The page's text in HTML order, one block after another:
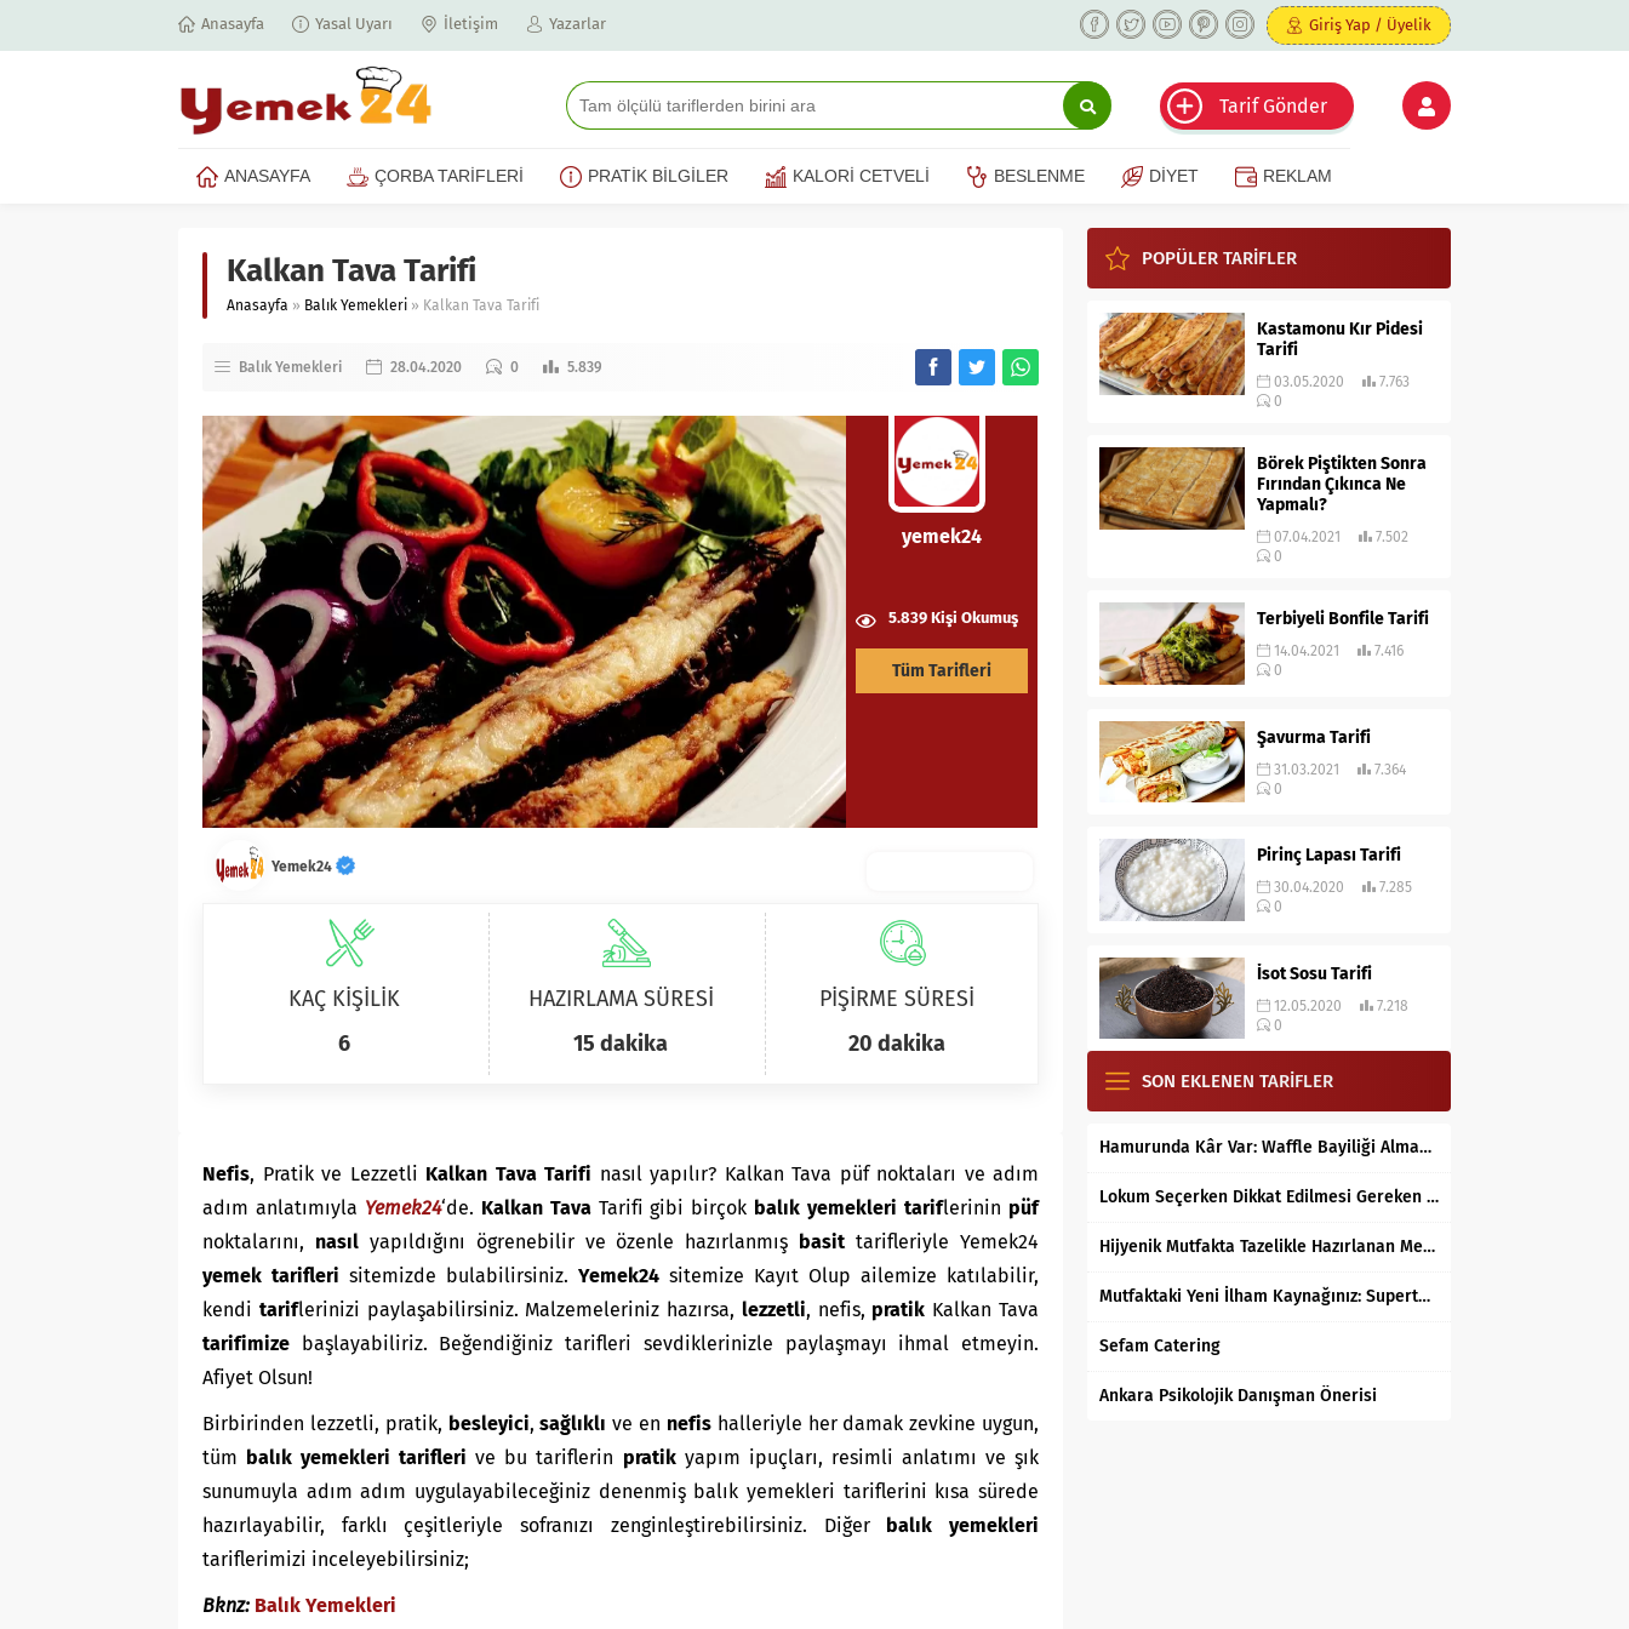
Anasayfa Yasal Uyarı İletişim Yazarlar Giriş Yap / Üyelik
Tarif Gönder
ANASAYFA ÇORBA TARİFLERİ PRATİK BİLGİLER KALORİ CETVELİ BESLENME DİYET REKLAM
Kalkan Tava Tarifi
Anasayfa » Balık Yemekleri » Kalkan Tava Tarifi
Balık Yemekleri 28.04.2020 0 5.839
yemek24
5.839 Kişi Okumuş
Tüm Tarifleri
Yemek24
KAÇ KİŞİLİK
6
HAZIRLAMA SÜRESİ
15 dakika
PİŞİRME SÜRESİ
20 dakika
Nefis, Pratik ve Lezzetli Kalkan Tava Tarifi nasıl yapılır? Kalkan Tava püf noktaları ve adım
adım anlatımıyla Yemek24‘de. Kalkan Tava Tarifi gibi birçok balık yemekleri tariflerinin püf
noktalarını, nasılyapıldığını ögrenebilir ve özenle hazırlanmış basittarifleriyle Yemek24
yemek tarifleri sitemizde bulabilirsiniz. Yemek24 sitemize Kayıt Olup ailemize katılabilir,
kendi tariflerinizi paylaşabilirsiniz. Malzemeleriniz hazırsa, lezzetli, nefis, pratik Kalkan Tava
tarifimize başlayabiliriz. Beğendiğiniz tarifleri sevdiklerinizle paylaşmayı ihmal etmeyin.
Afiyet Olsun!
Birbirinden lezzetli, pratik, besleyici,sağlıklı ve en nefishalleriyle her damak zevkine uygun,
tüm balık yemekleri tarifleri ve bu tariflerin pratikyapım ipuçları, resimli anlatımı ve şık
sunumuyla adım adım uygulayabileceğiniz denenmiş balık yemekleri tariflerini kısa sürede
hazırlayabilir, farklı çeşitleriyle sofranızı zenginleştirebilirsiniz. Diğer balık yemekleri
tariflerimizi inceleyebilirsiniz;
Bknz: Balık Yemekleri
POPÜLER TARİFLER
Kastamonu Kır Pidesi
Tarifi
03.05.2020
7.763
0
Börek Piştikten Sonra
Fırından Çıkınca Ne
Yapmalı?
07.04.2021
7.502
0
Terbiyeli Bonfile Tarifi
14.04.2021
7.416
0
Şavurma Tarifi
31.03.2021
7.364
0
Pirinç Lapası Tarifi
30.04.2020
7.285
0
İsot Sosu Tarifi
12.05.2020
7.218
0
SON EKLENEN TARİFLER
Hamurunda Kâr Var: Waffle Bayiliği Almak Mantıklı mı?
Lokum Seçerken Dikkat Edilmesi Gereken 7 Temel Kriter
Hijyenik Mutfakta Tazelikle Hazırlanan Mersin Tantunisi
Mutfaktaki Yeni İlham Kaynağınız: Supertarifler.com ile Tanışın
Sefam Catering
Ankara Psikolojik Danışman Önerisi